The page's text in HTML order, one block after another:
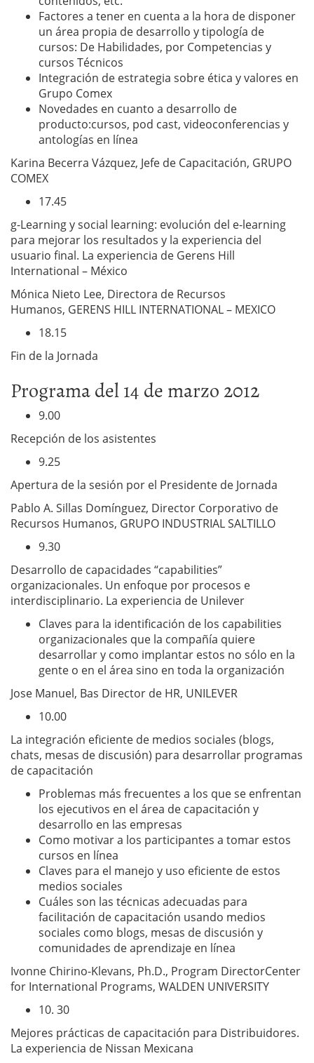
Factores a tener en cuenta a la hora de disponer
un área propia de desarrollo y tipología de
cursos: De Habilidades, por Competencias y
cursos Técnicos
Integración de estrategia sobre ética y valores en
Grupo Comex
Novedades en cuanto a desarrollo de
producto:cursos, pod cast, videoconferencias y
antologías en línea
Karina Becerra Vázquez, Jefe de Capacitación, GRUPO
COMEX
17.45
g-Learning y social learning: evolución del e-learning
para mejorar los resultados y la experiencia del
usuario final. La experiencia de Gerens Hill
International – México
Mónica Nieto Lee, Directora de Recursos
Humanos, GERENS HILL INTERNATIONAL – MEXICO
18.15
Fin de la Jornada
Programa del 14 de marzo 2012
9.00
Recepción de los asistentes
9.25
Apertura de la sesión por el Presidente de Jornada
Pablo A. Sillas Domínguez, Director Corporativo de
Recursos Humanos, GRUPO INDUSTRIAL SALTILLO
9.30
Desarrollo de capacidades “capabilities”
organizacionales. Un enfoque por procesos e
interdisciplinario. La experiencia de Unilever
Claves para la identificación de los capabilities
organizacionales que la compañía quiere
desarrollar y como implantar estos no sólo en la
gente o en el área sino en toda la organización
Jose Manuel, Bas Director de HR, UNILEVER
10.00
La integración eficiente de medios sociales (blogs,
chats, mesas de discusión) para desarrollar programas
de capacitación
Problemas más frecuentes a los que se enfrentan
los ejecutivos en el área de capacitación y
desarrollo en las empresas
Como motivar a los participantes a tomar estos
cursos en línea
Claves para el manejo y uso eficiente de estos
medios sociales
Cuáles son las técnicas adecuadas para
facilitación de capacitación usando medios
sociales como blogs, mesas de discusión y
comunidades de aprendizaje en línea
Ivonne Chirino-Klevans, Ph.D., Program DirectorCenter
for International Programs, WALDEN UNIVERSITY
10. 30
Mejores prácticas de capacitación para Distribuidores.
La experiencia de Nissan Mexicana